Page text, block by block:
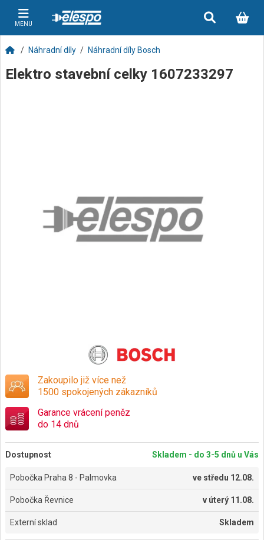
MENU
Náhradní díly Náhradní díly Bosch
Elektro stavební celky 1607233297
Zakoupilo již více než
1500 spokojených zákazníků
Garance vrácení peněz
do 14 dnů
Dostupnost Skladem - do 3-5 dnů u Vás
Pobočka Praha 8 - Palmovka ve středu 12.08.
Pobočka Řevnice v úterý 11.08.
Externí sklad Skladem